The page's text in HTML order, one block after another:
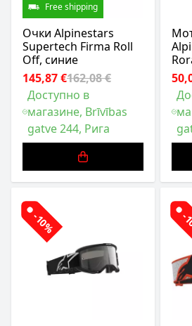
Free shipping
Очки Alpinestars
Supertech Firma Roll
Off, синие
145,87 €162,08 €
Доступно в
магазине, Brīvības
gatve 244, Рига
-10% -